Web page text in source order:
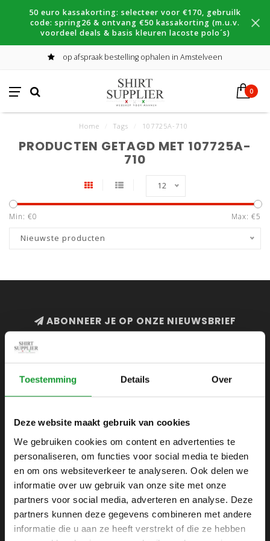
Toestemming Details Over
Deze website maakt gebruik van cookies
We gebruiken cookies om content en advertenties te
personaliseren, om functies voor social media te bieden
en om ons websiteverkeer te analyseren. Ook delen we
informatie over uw gebruik van onze site met onze
partners voor social media, adverteren en analyse. Deze
partners kunnen deze gegevens combineren met andere
informatie die u aan ze heeft verstrekt of die ze hebben
50 euro kassakorting: selecteer voor €170, gebruilk
code: spring26 & ontvang €50 kassakorting (m.u.v.
voordeel deals & basis kleuren lacoste polo´s)
op afspraak bestelling ophalen in Amstelveen
0
Home Tags 107725A-710
PRODUCTEN GETAGD MET 107725A-
710
12
Min: €0 Max: €5
Nieuwste producten
ABONNEER JE OP ONZE NIEUWSBRIEF
SHIRTSUPPLIER.NL
Webshop voor mannen
Zijlijnstraat 24
1433 DC
Kudelstaart
+31 6 42 52 32 80